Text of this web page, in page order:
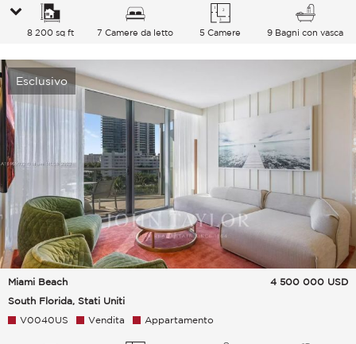
8 200 sq ft 7 Camere da letto 5 Camere 9 Bagni con vasca
Esclusivo
Miami Beach
South Florida, Stati Uniti
4 500 000 USD
V0040US Vendita Appartamento